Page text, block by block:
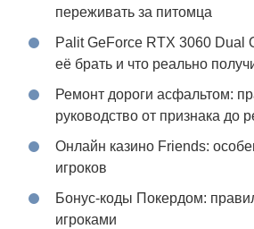
переживать за питомца
Palit GeForce RTX 3060 Dual
её брать и что реально
Ремонт дороги асфальтом:
руководство от признака до
Онлайн казино Friends:
игроков
Бонус-коды Покердом:
игроками